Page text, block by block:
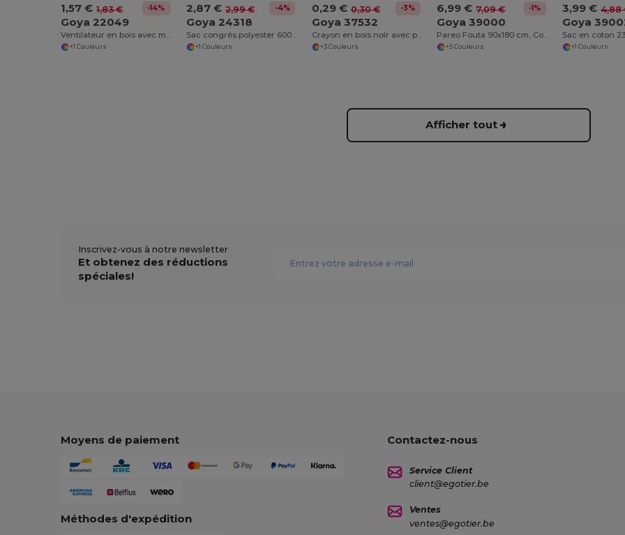
1,57 € 1,83 € -14%
Goya 22049
+1 Couleurs
2,87 € 2,99 € -4%
Goya 24318
+1 Couleurs
0,29 € 0,30 € -3%
Goya 37532
Crayon en bois noir avec pompon multicolore GINGER
+3 Couleurs
6,99 € 7,09 € -1%
Goya 39000
+5 Couleurs
3,99 € 4,88
Goya
+1 Couleurs
Afficher tout
Inscrivez-vous à notre newsletter
Et obtenez des réductions
spéciales!
Moyens de paiement
Méthodes d'expédition
Contactez-nous
Service Client
client@egotier.be
Ventes
ventes@egotier.be